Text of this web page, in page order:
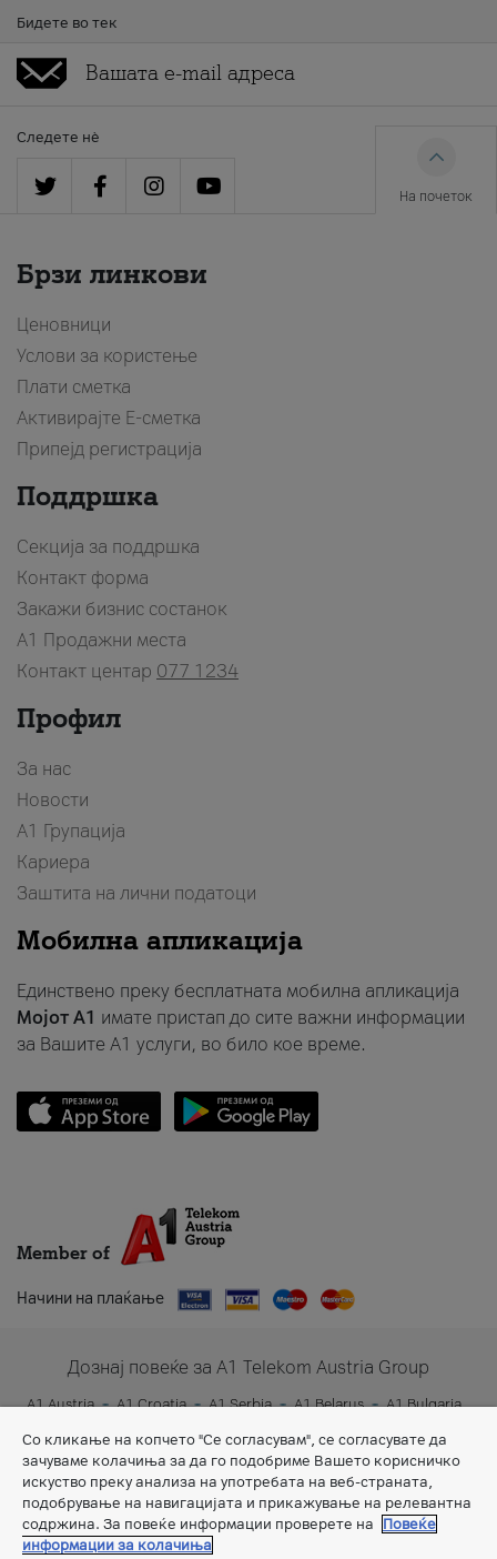
Бидете во тек
Следете нè
На почеток
Брзи линкови
Ценовници
Услови за користење
Плати сметка
Активирајте Е-сметка
Припејд регистрација
Поддршка
Секција за поддршка
Контакт форма
Закажи бизнис состанок
A1 Продажни места
Контакт центар 077 1234
Профил
За нас
Новости
А1 Групација
Кариера
Заштита на лични податоци
Мобилна апликација
Единствено преку бесплатната мобилна апликација
Мојот A1 имате пристап до сите важни информации
за Вашите A1 услуги, во било кое време.
Member of
Начини на плаќање
Дознај повеќе за A1 Telekom Austria Group
A1 Austria A1 Croatia A1 Serbia A1 Belarus
A1 Bulgaria
A1 Slovenia
A1 Digital
Со кликање на копчето "Се согласувам", се согласувате да
зачуваме колачиња за да го подобриме Вашето корисничко
искуство преку анализа на употребата на веб-страната,
подобрување на навигацијата и прикажување на релевантна
содржина. За повеќе информации проверете на
Повеќе
информации за колачиња